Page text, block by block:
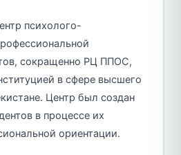
психолого-
сокращенно РЦ ППОС,
в сфере высшего
Центр был создан
в процессе их
ориентации.